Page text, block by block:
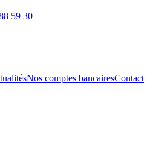
59 30
Nos comptes bancairesContact